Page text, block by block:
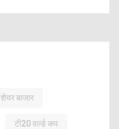
शेयर बाजार
टी20 वर्ल्ड कप